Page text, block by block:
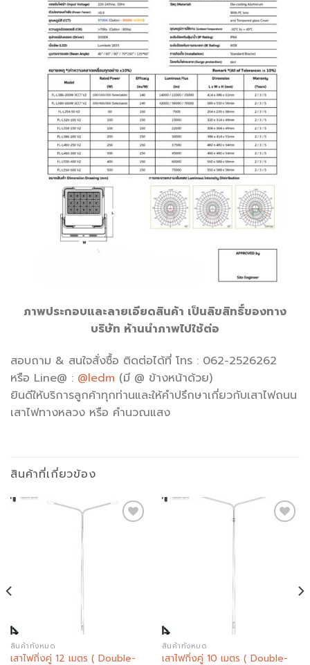
ภาพประกอบและลายเอียดสินค้า เป็นลิขสิทธิ์ของทาง
บริษัท ห้านนำภาพไปใช้ต่อ
สอบถาม & สนใจสั่งซื้อ ติดต่อได้ที่ โทร : 062-2526262
หรือ Line@ : @ledm (มี @ ข้างหน้าด้วย)
ยินดีให้บริการลูกค้าทุกท่านและให้คำปรึกษาเกี่ยวกับเสาไฟถนน
เสาไฟทางหลวง หรือ คำนวณแสง
สินค้าที่เกี่ยวข้อง
สินค้าทั้งหมด
เสาไฟกิ่งคู่ 12 เมตร ( Double-
สินค้าทั้งหมด
เสาไฟกิ่งคู่ 10 เมตร ( Double-